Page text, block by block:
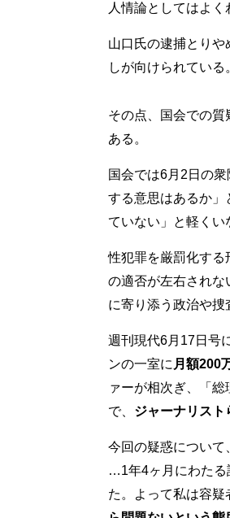
人情論としてはよく
山口氏の逮捕とりや
しが向けられている
その点、国会での
ある。
国会では6月2日の
する意思はあるか」
ていない」と軽くい
性犯罪を厳罰化する
の適否が左右されな
に寄り添う政治や捜
週刊現代6月17日号
ンの一室に 月額200
ァーが相次ぎ、「
で、 ジャーナリスト
今回の疑惑について
…1年4ヶ月にわたる
た。よって私は容疑